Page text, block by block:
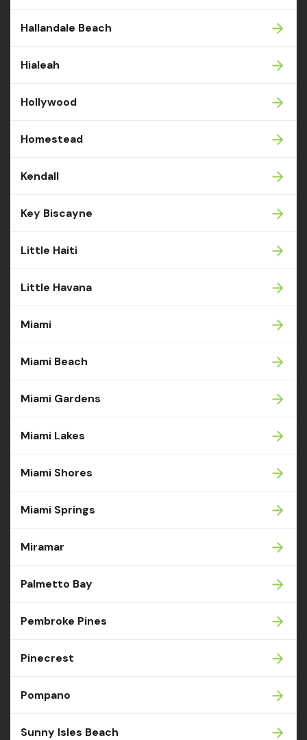
Hallandale Beach
Hialeah
Hollywood
Homestead
Kendall
Key Biscayne
Little Haiti
Little Havana
Miami
Miami Beach
Miami Gardens
Miami Lakes
Miami Shores
Miami Springs
Miramar
Palmetto Bay
Pembroke Pines
Pinecrest
Pompano
Sunny Isles Beach